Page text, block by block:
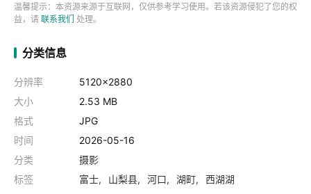
温馨提示：本资源来源于互联网，仅供参考学习使用。若该资源侵犯了您的权
益，请 联系我们 处理。
分类信息
分辨率
5120x2880
大小
2.53 MB
格式
JPG
时间
2026-05-16
分类
摄影
标签
富士 山梨县 河口 湖町 西湖湖